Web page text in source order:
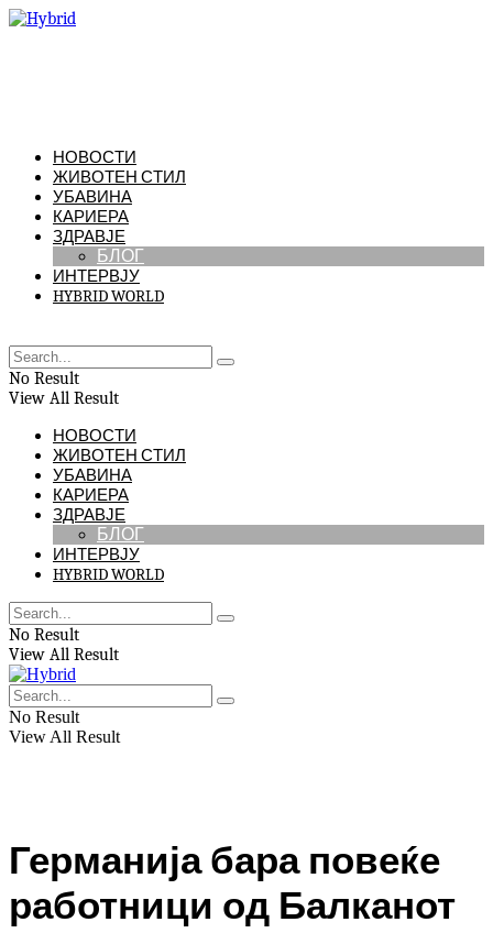
НОВОСТИ
ЖИВОТЕН СТИЛ
УБАВИНА
КАРИЕРА
ЗДРАВЈЕ
БЛОГ
ИНТЕРВЈУ
HYBRID WORLD
No Result
View All Result
НОВОСТИ
ЖИВОТЕН СТИЛ
УБАВИНА
КАРИЕРА
ЗДРАВЈЕ
БЛОГ
ИНТЕРВЈУ
HYBRID WORLD
No Result
View All Result
No Result
View All Result
Германија бара повеќе
работници од Балканот